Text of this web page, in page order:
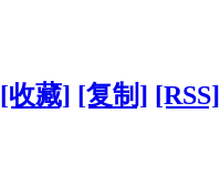
[收藏] [复制] [RSS]